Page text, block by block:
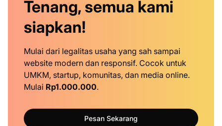
Tenang, semua kami
siapkan!
Mulai dari legalitas usaha yang sah sampai
website modern dan responsif. Cocok untuk
UMKM, startup, komunitas, dan media online.
Mulai Rp1.000.000.
Pesan Sekarang